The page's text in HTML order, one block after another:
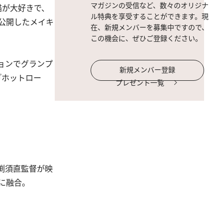
大好きで、
開したメイキ
ンでグランプ
ットロー
須直監督が映
合。
マガジンの受信など、数々のオリジナ
ル特典を享受することができます。現
在、新規メンバーを募集中ですので、
この機会に、ぜひご登録ください。
新規メンバー登録
プレゼント一覧